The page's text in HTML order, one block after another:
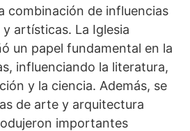
combinación de influencias
artísticas. La⁤ Iglesia
un papel fundamental en la
influenciando la literatura,
y la ciencia. Además, se⁤
de arte y arquitectura
importantes